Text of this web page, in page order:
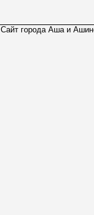
Сайт города Аша и